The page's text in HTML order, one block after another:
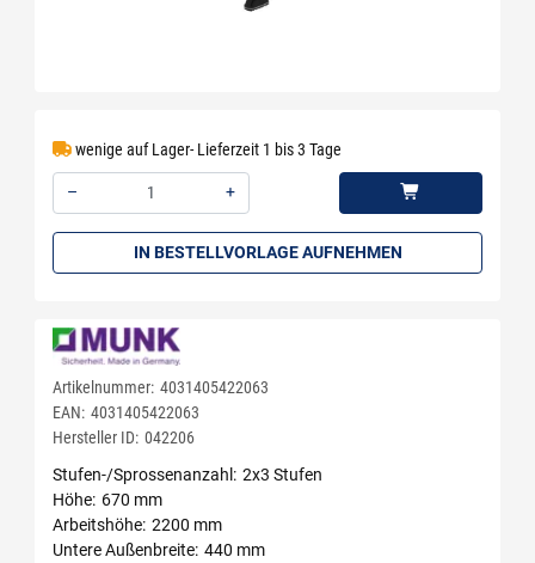
wenige auf Lager- Lieferzeit 1 bis 3 Tage
–
+
IN BESTELLVORLAGE AUFNEHMEN
Artikelnummer: 4031405422063
EAN: 4031405422063
Hersteller ID: 042206
Stufen-/Sprossenanzahl 2x3 Stufen
Höhe 670 mm
Arbeitshöhe 2200 mm
Untere Außenbreite 440 mm